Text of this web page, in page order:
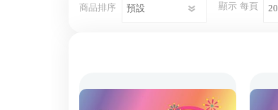
商品排序 顯示 每頁